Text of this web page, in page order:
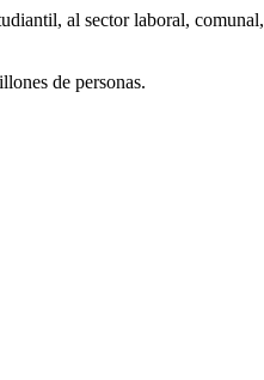
al sector laboral, comunal,
de personas.